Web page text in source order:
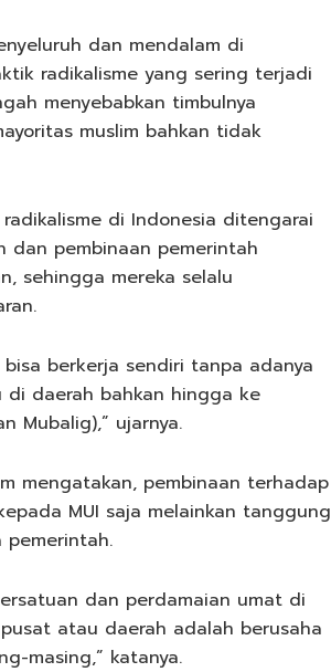
dan mendalam di
radikalisme yang sering terjadi
menyebabkan timbulnya
muslim bahkan tidak
di Indonesia ditengarai
dan pembinaan pemerintah
sehingga mereka selalu
berkerja sendiri tanpa adanya
daerah bahkan hingga ke
Mubalig),” ujarnya.
mengatakan, pembinaan terhadap
MUI saja melainkan tanggung
pemerintah.
dan perdamaian umat di
atau daerah adalah berusaha
masing,” katanya.